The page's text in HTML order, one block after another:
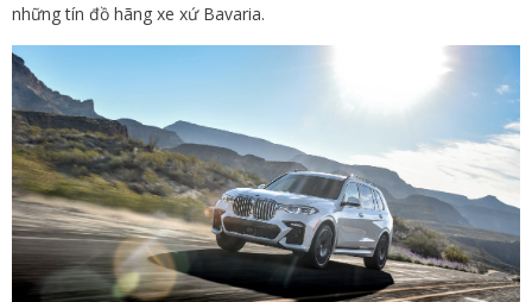
những tín đồ hãng xe xứ Bavaria.